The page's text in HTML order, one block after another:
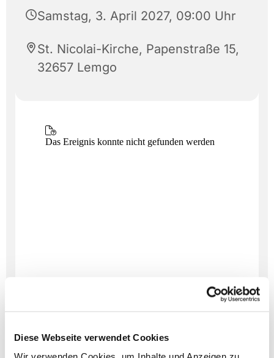
Diese Webseite verwendet Cookies
Samstag, 3. April 2027, 09:00 Uhr
St. Nicolai-Kirche, Papenstraße 15,
32657 Lemgo